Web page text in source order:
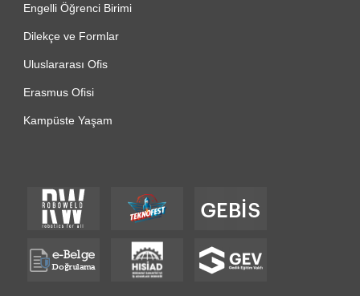
Engelli Öğrenci Birimi
Dilekçe ve Formlar
Uluslararası Ofis
Erasmus Ofisi
Kampüste Yaşam